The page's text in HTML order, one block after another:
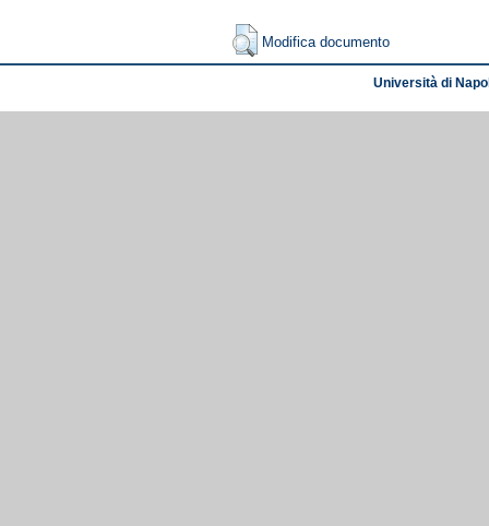
Modifica documento
Università di